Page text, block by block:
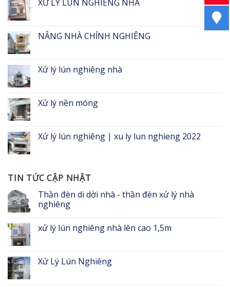
XỬ LÝ LÚN NGHIÊNG NHÀ
NÂNG NHÀ CHỈNH NGHIÊNG
Xử lý lún nghiêng nhà
Xử lý nền móng
Xử lý lún nghiêng | xu ly lun nghieng 2022
TIN TỨC CẬP NHẬT
Thần đèn di dời nhà - thần đèn xử lý nhà
nghiêng
xử lý lún nghiêng nhà lên cao 1,5m
Xử Lý Lún Nghiêng